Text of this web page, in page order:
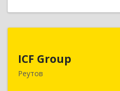
ICF Group
Реутов
143965, Московская